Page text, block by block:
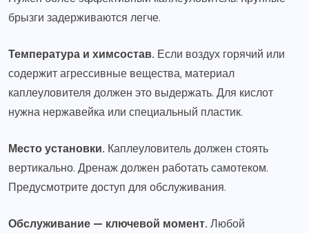
брызги задерживаются легче.
Температура и химсостав. Если воздух горячий или
содержит агрессивные вещества, материал
каплеуловителя должен это выдержать. Для кислот
нужна нержавейка или специальный пластик.
Место установки. Каплеуловитель должен стоять
вертикально. Дренаж должен работать самотеком.
Предусмотрите доступ для обслуживания.
Обслуживание — ключевой момент. Любой